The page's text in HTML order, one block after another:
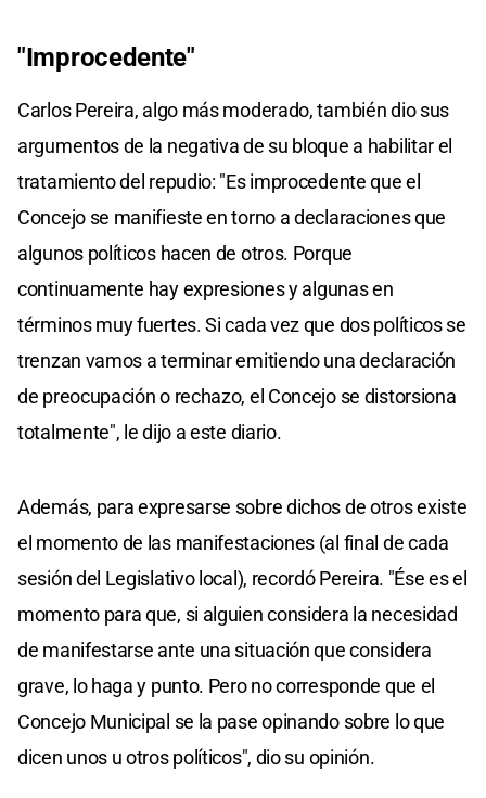
"Improcedente"
Carlos Pereira, algo más moderado, también dio sus
argumentos de la negativa de su bloque a habilitar el
tratamiento del repudio: "Es improcedente que el
Concejo se manifieste en torno a declaraciones que
algunos políticos hacen de otros. Porque
continuamente hay expresiones y algunas en
términos muy fuertes. Si cada vez que dos políticos se
trenzan vamos a terminar emitiendo una declaración
de preocupación o rechazo, el Concejo se distorsiona
totalmente", le dijo a este diario.
Además, para expresarse sobre dichos de otros existe
el momento de las manifestaciones (al final de cada
sesión del Legislativo local), recordó Pereira. "Ése es el
momento para que, si alguien considera la necesidad
de manifestarse ante una situación que considera
grave, lo haga y punto. Pero no corresponde que el
Concejo Municipal se la pase opinando sobre lo que
dicen unos u otros políticos", dio su opinión.